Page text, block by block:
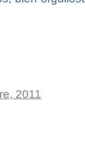
2011